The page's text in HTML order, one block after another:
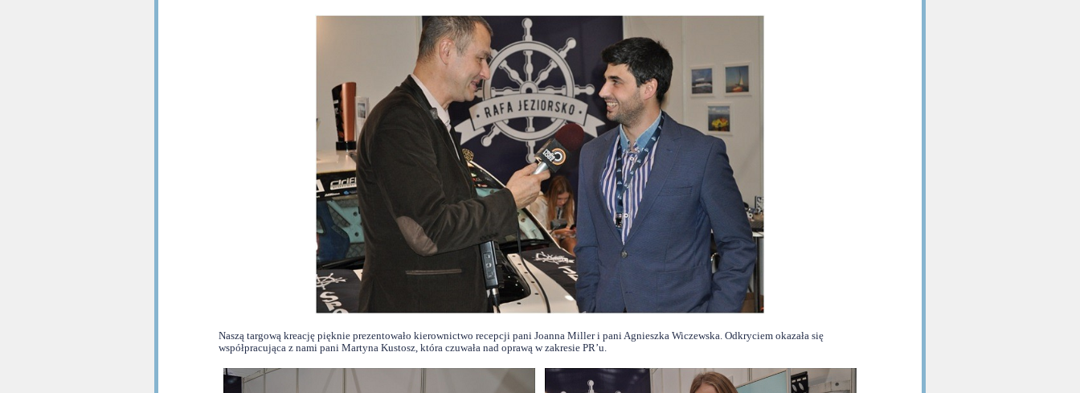
Naszą targową kreację pięknie prezentowało kierownictwo recepcji pani Joanna Miller i pani Agnieszka Wiczewska. Odkryciem okazała się
współpracująca z nami pani Martyna Kustosz, która czuwała nad oprawą w zakresie PR’u.